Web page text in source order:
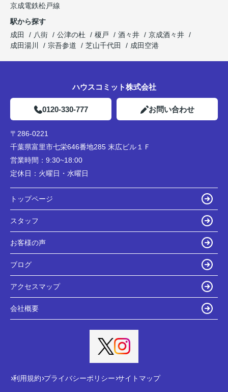
京成電鉄松戸線
駅から探す
成田
八街 公津の杜 榎戸 酒々井
京成酒々井
成田湯川
宗吾参道 芝山千代田 成田空港
ハウスコミット株式会社
0120-330-777 お問い合わせ
〒286-0221
千葉県富里市七栄646番地285 末広ビル１Ｆ
営業時間： 9:30~18:00
定休日： 火曜日・水曜日
トップページ
スタッフ
お客様の声
ブログ
アクセスマップ
会社概要
利用規約 プライバシーポリシー サイトマップ